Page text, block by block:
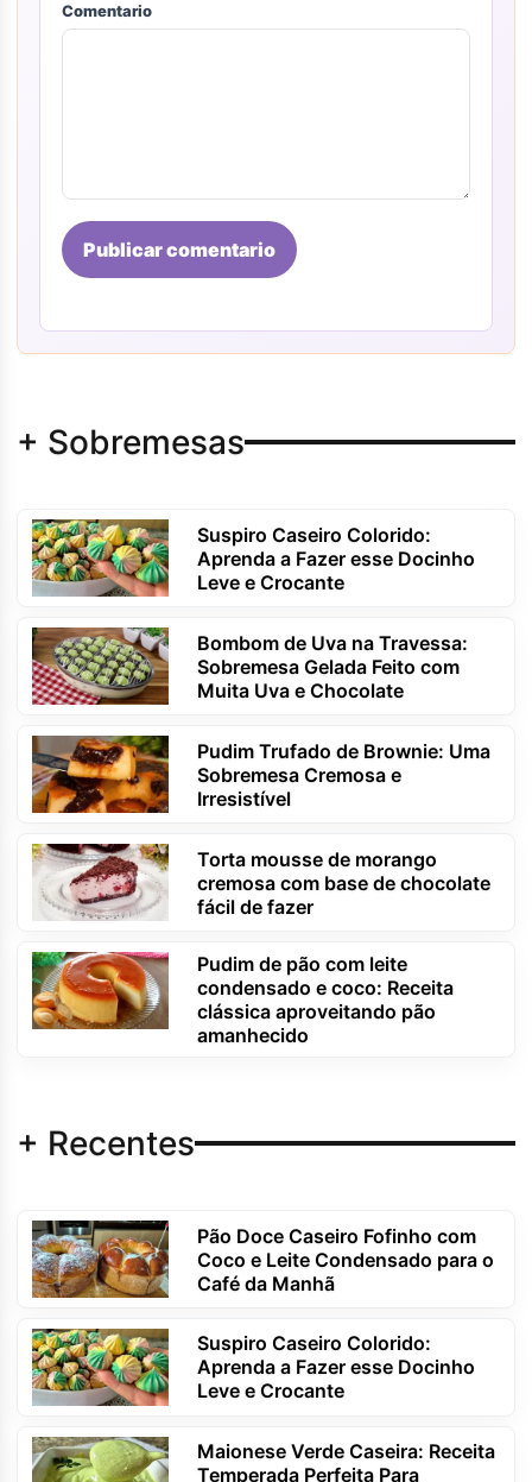
Comentario
Publicar comentario
+ Sobremesas
Suspiro Caseiro Colorido:
Aprenda a Fazer esse Docinho
Leve e Crocante
Bombom de Uva na Travessa:
Sobremesa Gelada Feito com
Muita Uva e Chocolate
Pudim Trufado de Brownie: Uma
Sobremesa Cremosa e
Irresistível
Torta mousse de morango
cremosa com base de chocolate
fácil de fazer
Pudim de pão com leite
condensado e coco: Receita
clássica aproveitando pão
amanhecido
+ Recentes
Pão Doce Caseiro Fofinho com
Coco e Leite Condensado para o
Café da Manhã
Suspiro Caseiro Colorido:
Aprenda a Fazer esse Docinho
Leve e Crocante
Maionese Verde Caseira: Receita
Temperada Perfeita Para